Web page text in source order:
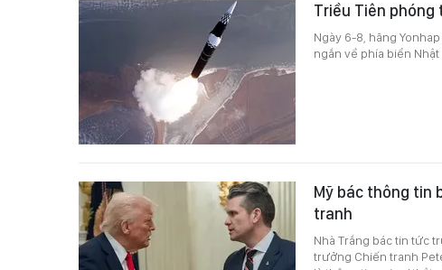
Triều Tiên phóng
Ngày 6-8, hãng
ngắn về phía biển Nhật
Mỹ bác thông tin
tranh
Nhà Trắng bác tin tức
trưởng Chiến tranh